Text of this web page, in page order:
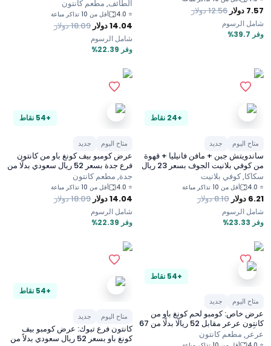
7.57 دولار 12.56دولار
وفر 39.7%
شامل الرسوم
الطائف, مطعم كانتون
⭐
4.0 أقل من 10 تذاكر مباعة
14.04دولار 18.09دولار
وفر 22.39%
شامل الرسوم
+24 نقاط
متاح اليوم جديد
ساندويتش جبن + مافن فانيليا + قهوة
من كوفي بلانيت الجوف بسعر 23 ريال
سعودي فقط
سكاكا, كوفي بلانيت
⭐
4.0 أقل من 10 تذاكر مباعة
6.21 دولار 8.10دولار
وفر 23.33%
شامل الرسوم
+54 نقاط
متاح اليوم جديد
عرض كومبو بيف كونغ باو من كانتون
فرع جدة بسعر 52 ريال سعودي بدلًا من
67 ريال سعودي
جدة, مطعم كانتون
⭐
4.0 أقل من 10 تذاكر مباعة
14.04دولار 18.09دولار
وفر 22.39%
شامل الرسوم
+54 نقاط
متاح اليوم جديد
عرض خاص: كومبو لحم كونغ باو من
كانتون عرعر مقابل 52 ريالًا بدلًا من 67
ريالًا
عرعر, مطعم كانتون
+54 نقاط
متاح اليوم جديد
كانتون فرع تبوك: عرض كومبو بيف
كونغ باو بسعر 52 ريال سعودي بدلاً من